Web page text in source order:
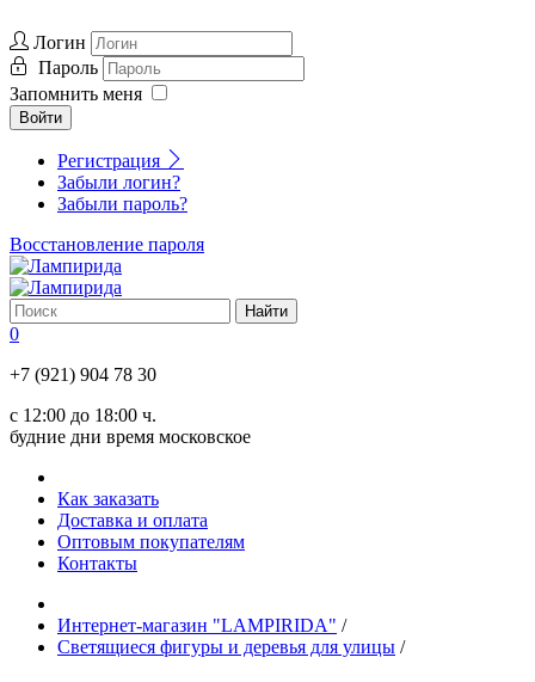
Логин
Пароль
Запомнить меня
Войти
Регистрация
Забыли логин?
Забыли пароль?
Восстановление пароля
0
+7 (921) 904 78 30
с 12:00 до 18:00 ч.
будние дни время московское
Как заказать
Доставка и оплата
Оптовым покупателям
Контакты
Интернет-магазин "LAMPIRIDA" /
Светящиеся фигуры и деревья для улицы /